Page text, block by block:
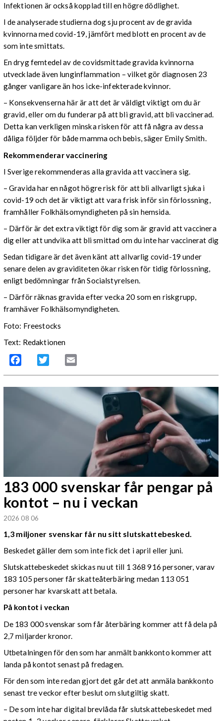
Infektionen är också kopplad till en högre dödlighet.
I de analyserade studierna dog sju procent av de gravida
kvinnorna med covid-19, jämfört med blott en procent av de
som inte smittats.
En dryg femtedel av de covidsmittade gravida kvinnorna
utvecklade även lunginflammation – vilket gör diagnosen 23
gånger vanligare än hos icke-infekterade kvinnor.
– Konsekvenserna här är att det är väldigt viktigt om du är
gravid, eller om du funderar på att bli gravid, att bli vaccinerad.
Detta kan verkligen minska risken för att få några av dessa
dåliga följder för både mamma och bebis, säger Emily Smith.
Rekommenderar vaccinering
I Sverige rekommenderas alla gravida att vaccinera sig.
– Gravida har en något högre risk för att bli allvarligt sjuka i
covid-19 och det är viktigt att vara frisk inför sin förlossning,
framhåller Folkhälsomyndigheten på sin hemsida.
– Därför är det extra viktigt för dig som är gravid att vaccinera
dig eller att undvika att bli smittad om du inte har vaccinerat dig
Sedan tidigare är det även känt att allvarlig covid-19 under
senare delen av graviditeten ökar risken för tidig förlossning,
enligt bedömningar från Socialstyrelsen.
– Därför räknas gravida efter vecka 20 som en riskgrupp,
framhäver Folkhälsomyndigheten.
Foto: Freestocks
Text: Redaktionen
Facebook Twitter
183 000 svenskar får pengar på
kontot – nu i veckan
2026 08 06
1,3 miljoner svenskar får nu sitt slutskattebesked.
Beskedet gäller dem som inte fick det i april eller juni.
Slutskattebeskedet skickas nu ut till 1 368 916 personer, varav
183 105 personer får skatteåterbäring medan 113 051
personer har kvarskatt att betala.
På kontot i veckan
De 183 000 svenskar som får återbäring kommer att få dela på
2,7 miljarder kronor.
Utbetalningen för den som har anmält bankkonto kommer att
landa på kontot senast på fredagen.
För den som inte redan gjort det går det att anmäla bankkonto
senast tre veckor efter beslut om slutgiltig skatt.
– De som inte har digital brevlåda får slutskattebeskedet med